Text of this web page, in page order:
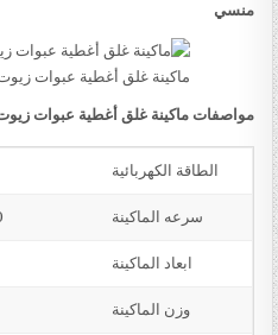
منسي
ماكينة غلق أغطية عبوات
مواصفات ماكينة غلق أغطية عبوات زيوت موديل 461
الطاقة الكهربائية
سرعه الماكينة
ابعاد الماكينة
وزن الماكينة